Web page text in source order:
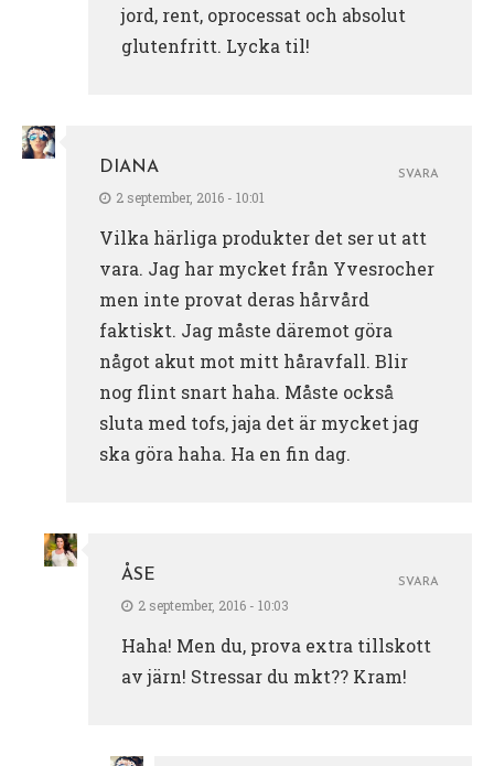
jord, rent, oprocessat och absolut
glutenfritt. Lycka til!
DIANA
2 september, 2016 - 10:01
Vilka härliga produkter det ser ut att
vara. Jag har mycket från Yvesrocher
men inte provat deras hårvård
faktiskt. Jag måste däremot göra
något akut mot mitt håravfall. Blir
nog flint snart haha. Måste också
sluta med tofs, jaja det är mycket jag
ska göra haha. Ha en fin dag.
SVARA
ÅSE
2 september, 2016 - 10:03
Haha! Men du, prova extra tillskott
av järn! Stressar du mkt?? Kram!
SVARA